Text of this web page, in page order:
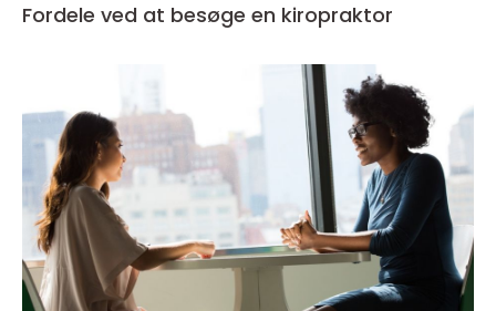
Fordele ved at besøge en kiropraktor